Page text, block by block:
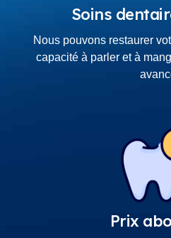
Soins
Nous pouvons restaurer
capacité à parler et à
Prix